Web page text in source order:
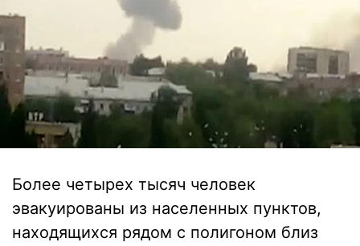
Более четырех тысяч человек
эвакуированы из населенных пунктов,
находящихся рядом с полигоном близ